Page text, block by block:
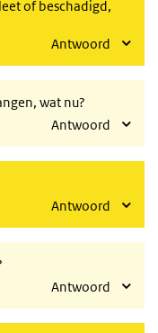
of beschadigd,
Antwoord
wat nu?
Antwoord
Antwoord
Antwoord